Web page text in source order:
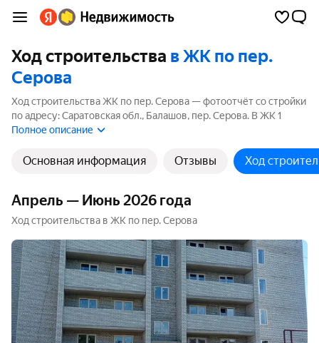
Ход строительства в ЖК по пер.
Серова
Ход строительства ЖК по пер. Серова — фотоотчёт со стройки
по адресу: Саратовская обл., Балашов, пер. Серова. В ЖК 1
корпус, 1 из них ещё строится. Ближайший срок сдачи — 4
Полное описание
Основная информация Отзывы Ход
Апрель — Июнь 2026 года
Ход строительства в ЖК по пер. Серова